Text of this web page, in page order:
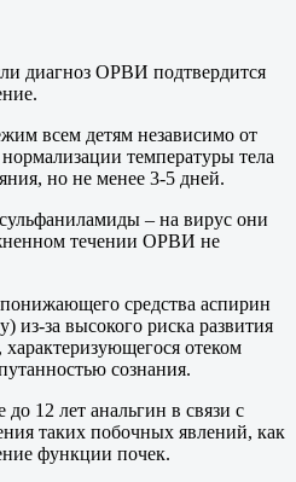
диагноз ОРВИ подтвердится
всем детям независимо от
температуры тела
но не менее 3-5 дней.
– на вирус они
течении ОРВИ не
средства аспирин
из-за высокого риска развития
отеком
сознания.
до 12 лет анальгин в связи с
таких побочных явлений, как
функции почек.